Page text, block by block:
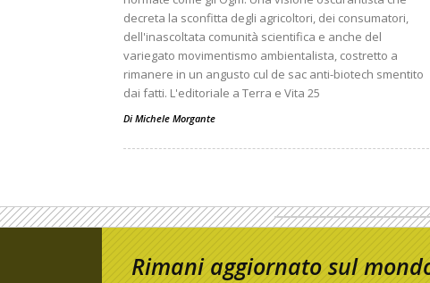
decreta la sconfitta degli agricoltori, dei consumatori,
dell'inascoltata comunità scientifica e anche del
variegato movimentismo ambientalista, costretto a
rimanere in un angusto cul de sac anti-biotech smentito
dai fatti. L'editoriale a Terra e Vita 25
Di Michele Morgante
Rimani aggiornato sul